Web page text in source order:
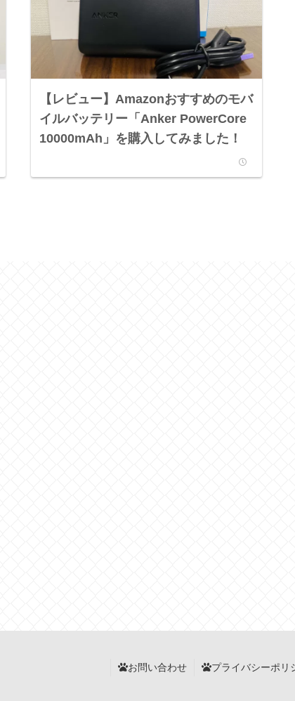
【レビュー】Amazonおすすめのモバ
イルバッテリー「Anker PowerCore
10000mAh」を購入してみました！
お問い合わせ プライバシーポリ